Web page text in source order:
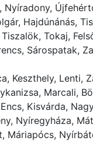
Nyíradony,
Hajdúnánás,
Tokaj,
Sárospatak,
Keszthely, Lenti,
Marcali,
Kisvárda,
Nyíregyháza,
Máriapócs,